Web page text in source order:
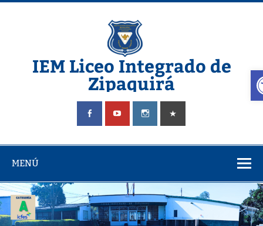
IEM Liceo Integrado de
Zipaquirá
Pagina del Liceo Integrado Zipaquira
MENÚ